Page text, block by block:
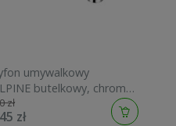
umywalkowy
butelkowy, chrom
CB
zł
zł